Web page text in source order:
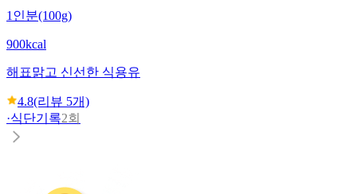
1인분(100g)
900kcal
해표맑고 신선한 식용유
4.8(리뷰 5개)
·식단기록2회